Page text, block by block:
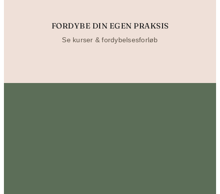
FORDYBE DIN EGEN PRAKSIS
Se kurser & fordybelsesforløb